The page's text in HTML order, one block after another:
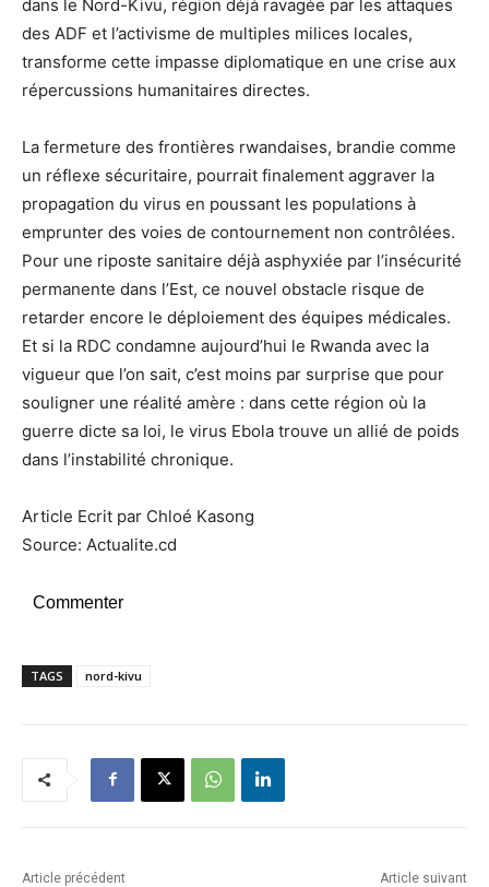
dans le Nord-Kivu, région déjà ravagée par les attaques
des ADF et l’activisme de multiples milices locales,
transforme cette impasse diplomatique en une crise aux
répercussions humanitaires directes.
La fermeture des frontières rwandaises, brandie comme
un réflexe sécuritaire, pourrait finalement aggraver la
propagation du virus en poussant les populations à
emprunter des voies de contournement non contrôlées.
Pour une riposte sanitaire déjà asphyxiée par l’insécurité
permanente dans l’Est, ce nouvel obstacle risque de
retarder encore le déploiement des équipes médicales.
Et si la RDC condamne aujourd’hui le Rwanda avec la
vigueur que l’on sait, c’est moins par surprise que pour
souligner une réalité amère : dans cette région où la
guerre dicte sa loi, le virus Ebola trouve un allié de poids
dans l’instabilité chronique.
Article Ecrit par Chloé Kasong
Source: Actualite.cd
Commenter
TAGS nord-kivu
Article précédent Article suivant